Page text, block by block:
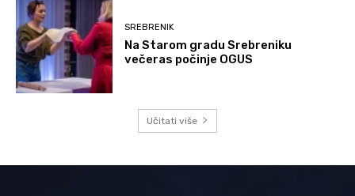
SREBRENIK
Na Starom gradu Srebreniku
večeras počinje OGUS
Učitati više